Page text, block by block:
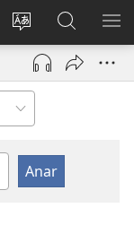
Canviar
l'idioma
Iniciar
sessió
una
Busca
a
JW.ORG